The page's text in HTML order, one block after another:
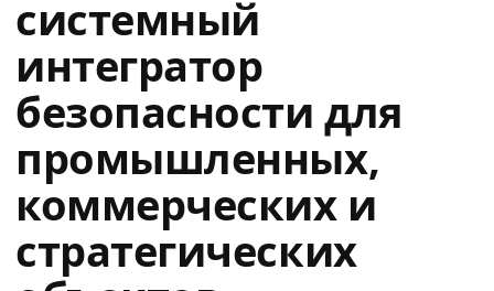
системный
интегратор
безопасности для
промышленных,
коммерческих и
стратегических